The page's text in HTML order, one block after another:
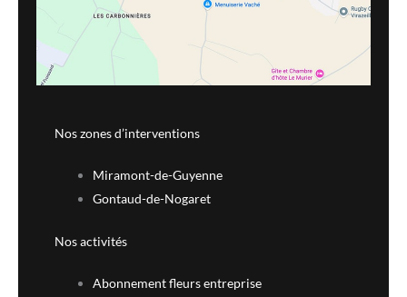
Nos zones d’interventions
Miramont-de-Guyenne
Gontaud-de-Nogaret
Nos activités
Abonnement fleurs entreprise